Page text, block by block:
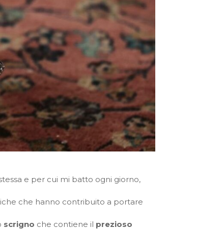
e per cui mi batto ogni giorno,
che hanno contribuito a portare
scrigno che contiene il prezioso